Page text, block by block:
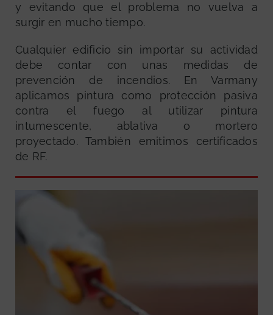
y evitando que el problema no vuelva a
surgir en mucho tiempo.
Cualquier edificio sin importar su actividad
debe contar con unas medidas de
prevención de incendios. En Varmany
aplicamos pintura como protección pasiva
contra el fuego al utilizar pintura
intumescente, ablativa o mortero
proyectado. También emitimos certificados
de RF.